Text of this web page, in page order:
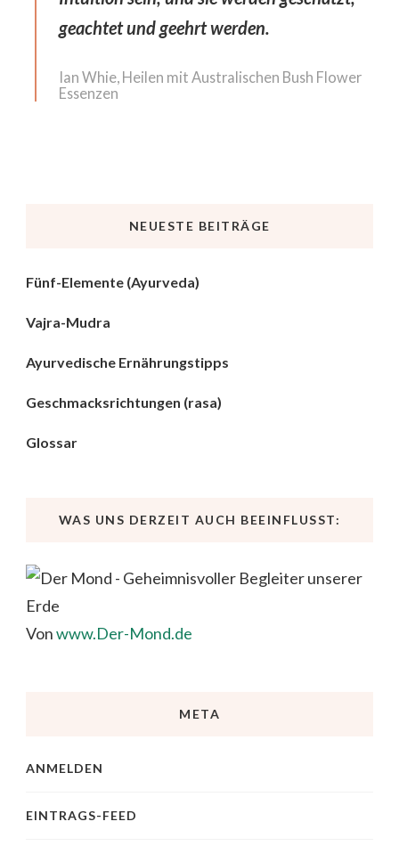
geachtet und geehrt werden.
Ian Whie, Heilen mit Australischen Bush Flower
Essenzen
NEUESTE BEITRÄGE
Fünf-Elemente (Ayurveda)
Vajra-Mudra
Ayurvedische Ernährungstipps
Geschmacksrichtungen (rasa)
Glossar
WAS UNS DERZEIT AUCH BEEINFLUSST:
Vonwww.Der-Mond.de
META
ANMELDEN
EINTRAGS-FEED